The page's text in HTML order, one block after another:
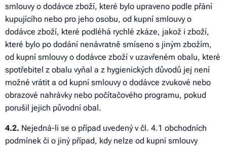
smlouvy o dodávce zboží, které bylo upraveno podle přání
kupujícího nebo pro jeho osobu, od kupní smlouvy o
dodávce zboží, které podléhá rychlé zkáze, jakož i zboží,
které bylo po dodání nenávratně smíseno s jiným zbožím,
od kupní smlouvy o dodávce zboží v uzavřeném obalu, které
spotřebitel z obalu vyňal a z hygienických důvodů jej není
možné vrátit a od kupní smlouvy o dodávce zvukové nebo
obrazové nahrávky nebo počítačového programu, pokud
porušil jejich původní obal.
4.2. Nejedná-li se o případ uvedený v čl. 4.1 obchodních
podmínek či o jiný případ, kdy nelze od kupní smlouvy